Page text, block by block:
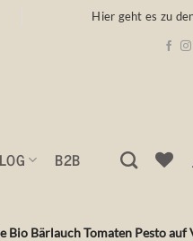
Hier geht es zu
B2B
Bio Bärlauch Tomaten Pesto auf